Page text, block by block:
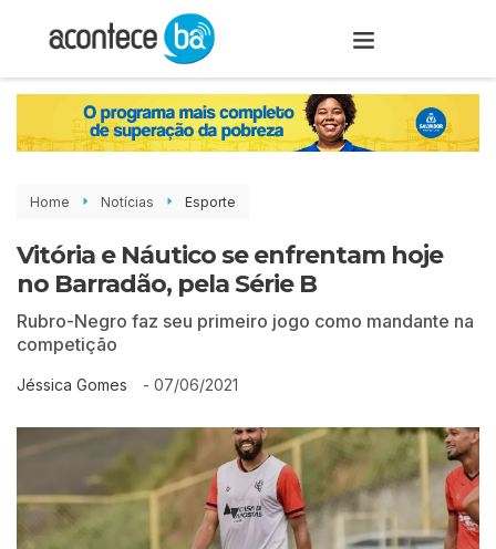
Home Notícias Esporte
Vitória e Náutico se enfrentam hoje
no Barradão, pela Série B
Rubro-Negro faz seu primeiro jogo como mandante na
competição
Jéssica Gomes - 07/06/2021